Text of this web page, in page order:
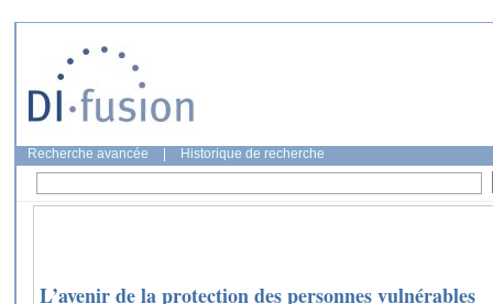
Recherche avancée Historique de recherche
L’avenir de la protection des personnes vulnérables